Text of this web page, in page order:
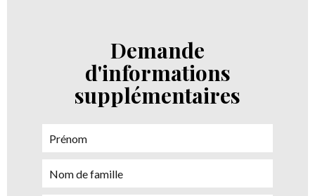
Demande
d'informations
supplémentaires